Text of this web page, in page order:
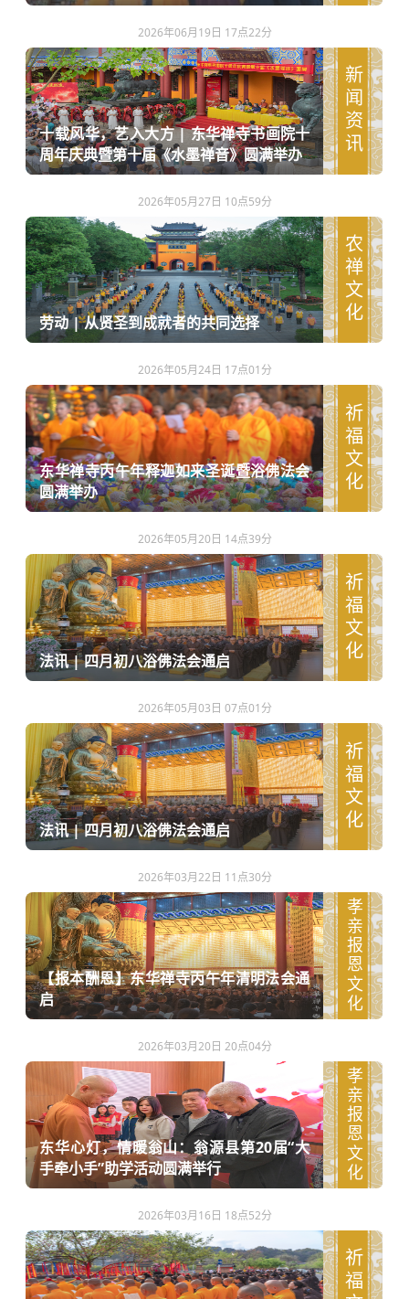
2026年06月19日 17点22分
十载风华，艺入大方 | 东华禅寺书画院十
周年庆典暨第十届《水墨禅音》圆满举办
新闻资讯
2026年05月27日 10点59分
劳动 | 从贤圣到成就者的共同选择 农禅文化
2026年05月24日 17点01分
东华禅寺丙午年释迦如来圣诞暨浴佛法会
圆满举办
祈福文化
2026年05月20日 14点39分
法讯 | 四月初八浴佛法会通启 祈福文化
2026年05月03日 07点01分
法讯 | 四月初八浴佛法会通启 祈福文化
2026年03月22日 11点30分
【报本酬恩】东华禅寺丙午年清明法会通
启
孝亲报恩文化
2026年03月20日 20点04分
东华心灯，情暖翁山：翁源县第20届“大
手牵小手”助学活动圆满举行
孝亲报恩文化
2026年03月16日 18点52分